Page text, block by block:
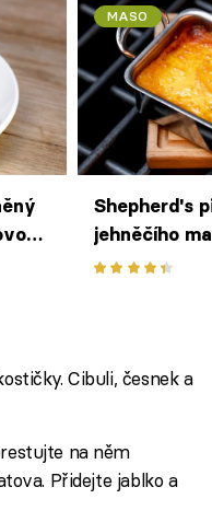
MASO
Shepherd's
jehněčího
salátem
Cibuli, česnek a
na něm
Přidejte jablko a